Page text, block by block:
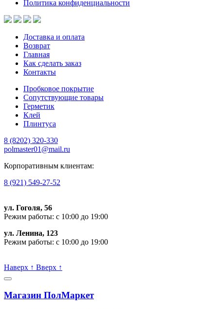
Политика конфиденциальности
Доставка и оплата
Возврат
Главная
Как сделать заказ
Контакты
Пробковое покрытие
Сопутствующие товары
Герметик
Клей
Плинтуса
8 (8202) 320-330
polmaster01@mail.ru
Корпоративным клиентам:
8 (921) 549-27-52
ул. Гоголя, 56
Режим работы: с 10:00 до 19:00
ул. Ленина, 123
Режим работы: с 10:00 до 19:00
Наверх ↑ Вверх ↑
Магазин ПолМаркет